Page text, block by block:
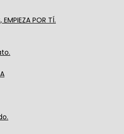
POR TÍ.